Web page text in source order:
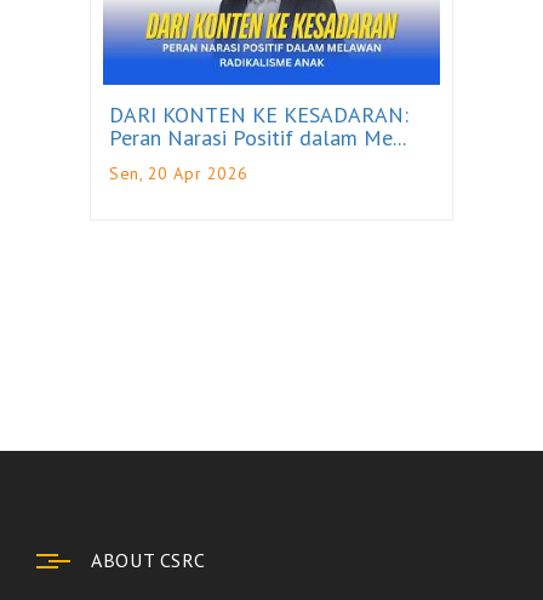
DARI KONTEN KE KESADARAN:
Peran Narasi Positif dalam Me...
Sen, 20 Apr 2026
ABOUT CSRC